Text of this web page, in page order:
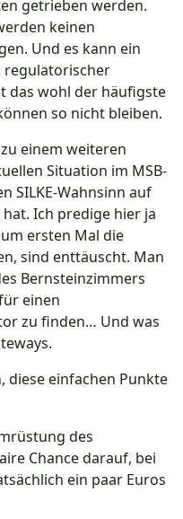
getrieben werden.
keinen
Und es kann ein
regulatorischer
das wohl der häufigste
so nicht bleiben.
einem weiteren
Situation im MSB-
SILKE-Wahnsinn auf
Ich predige hier ja
ersten Mal die
sind enttäuscht. Man
Bernsteinzimmers
einen
zu finden… Und was
einfachen Punkte
des
Chance darauf, bei
ein paar Euros